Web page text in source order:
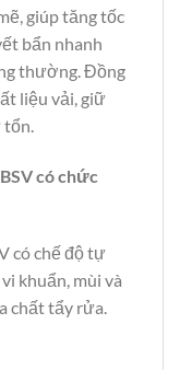
giúp tăng tốc
bẩn nhanh
thường. Đồng
liệu vải, giữ
tổn.
có chức
có chế độ tự
khuẩn, mùi và
chất tẩy rửa.